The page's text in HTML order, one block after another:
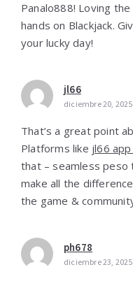
Panalo888! Loving
hands on Blackjack.
your lucky day!
jl66
diciembre 20,
That’s a great point
Platforms like jl66
that – seamless peso
make all the
the game &
ph678
diciembre 23,